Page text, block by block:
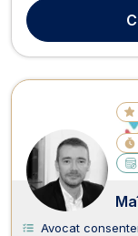
au divorce par
acceptation du
Avocat